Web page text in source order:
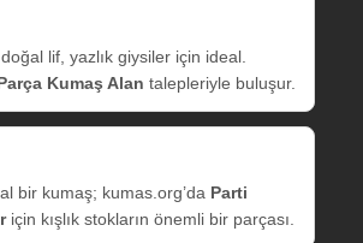
lif, yazlık giysiler için ideal.
Kumaş Alan talepleriyle buluşur.
bir kumaş; kumas.org’da Parti
için kışlık stokların önemli bir parçası.